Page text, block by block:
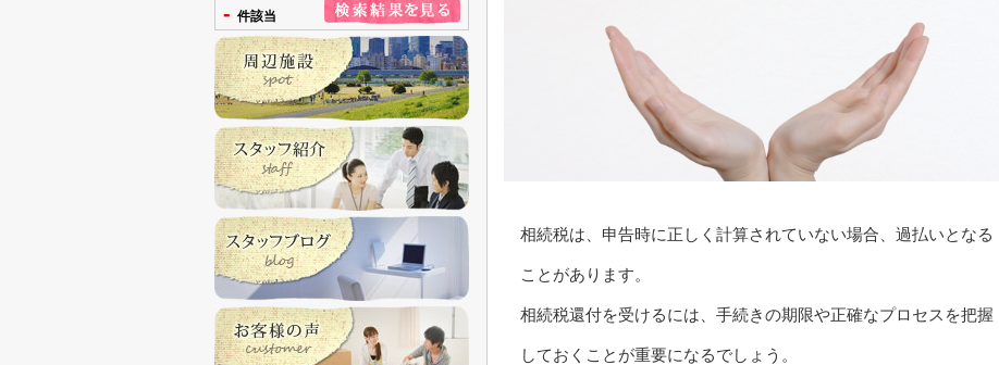
相続税は、申告時に正しく計算されていない場合、過払いとなる
ことがあります。
相続税還付を受けるには、手続きの期限や正確なプロセスを把握
しておくことが重要になるでしょう。
- 件該当